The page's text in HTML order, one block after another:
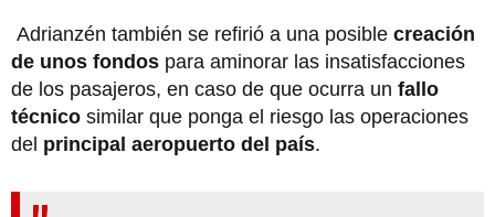
Adrianzén también se refirió a una posible creación
de unos fondos para aminorar las insatisfacciones
de los pasajeros, en caso de que ocurra un fallo
técnico similar que ponga el riesgo las operaciones
del principal aeropuerto del país.